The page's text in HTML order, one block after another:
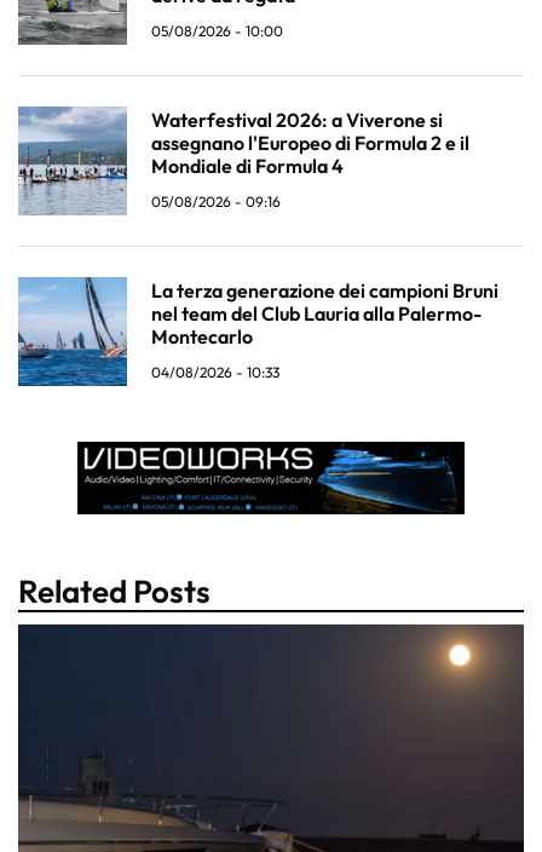
05/08/2026 - 10:00
Waterfestival 2026: a Viverone si
assegnano l'Europeo di Formula 2 e il
Mondiale di Formula 4
05/08/2026 - 09:16
La terza generazione dei campioni Bruni
nel team del Club Lauria alla Palermo-
Montecarlo
04/08/2026 - 10:33
Related Posts